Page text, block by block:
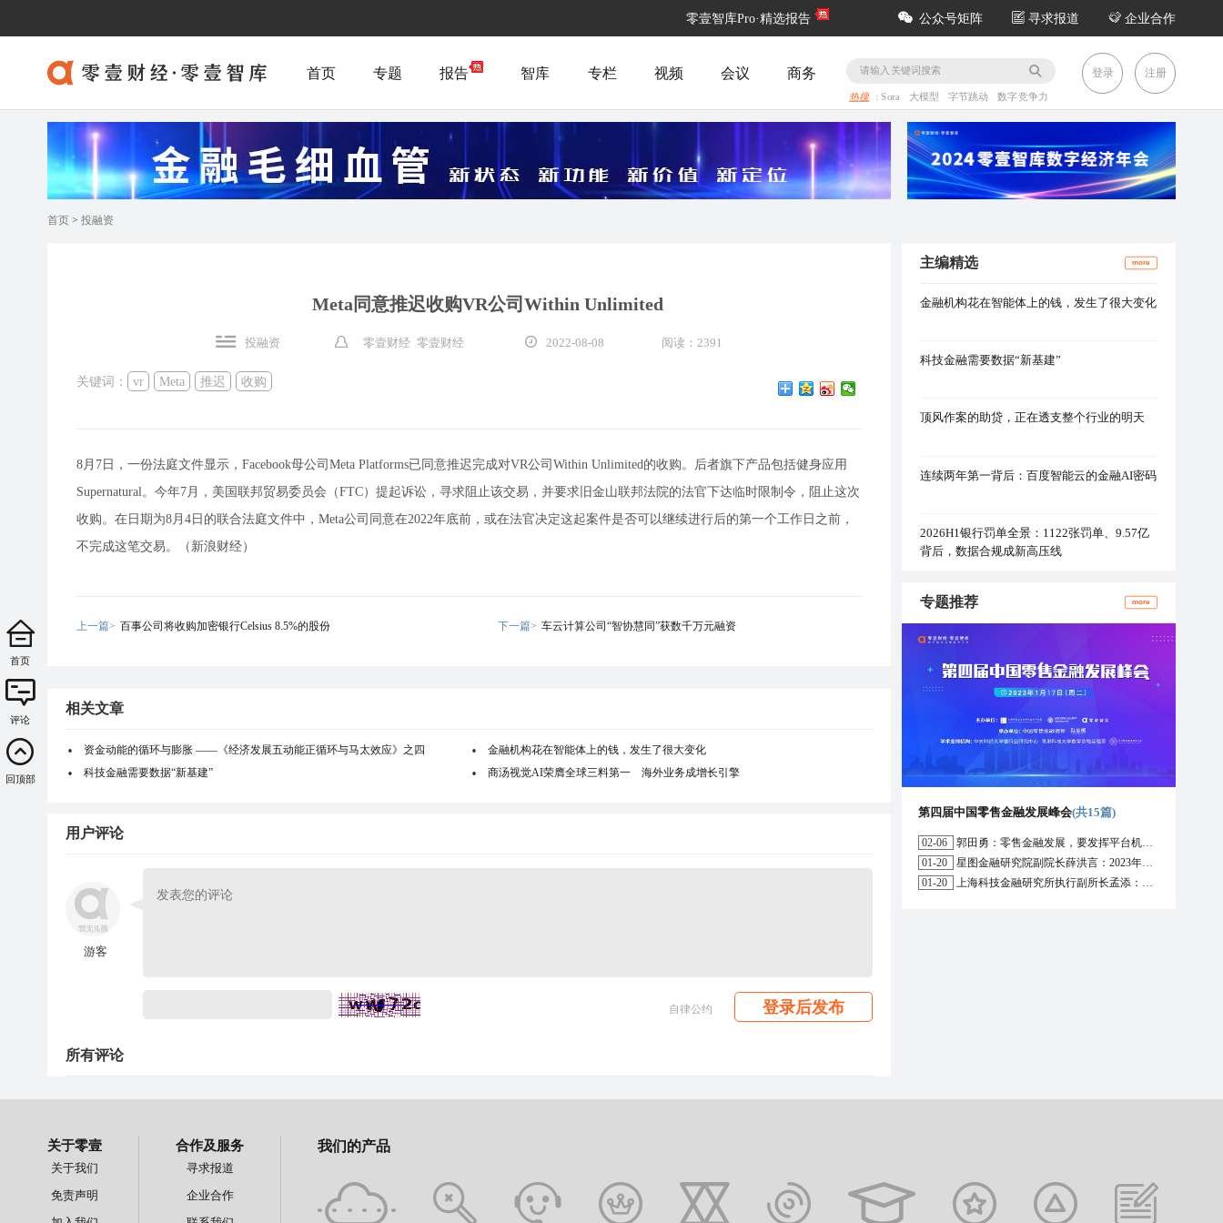
零壹智库Pro·精选报告 公众号矩阵 寻求报道 企业合作
首页 专题 报告 智库 专栏 视频 会议 商务
热搜 :Sora 大模型 字节跳动 数字竞争力
登录 注册
首页 > 投融资
Meta同意推迟收购VR公司Within Unlimited
投融资 零壹财经 零壹财经 2022-08-08 阅读：2391
关键词： vr Meta 推迟 收购
8月7日，一份法庭文件显示，Facebook母公司Meta Platforms已同意推迟完成对VR公司Within Unlimited的收购。后者旗下产品包括健身应用
Supernatural。今年7月，美国联邦贸易委员会（FTC）提起诉讼，寻求阻止该交易，并要求旧金山联邦法院的法官下达临时限制令，阻止这次
收购。在日期为8月4日的联合法庭文件中，Meta公司同意在2022年底前，或在法官决定这起案件是否可以继续进行后的第一个工作日之前，
不完成这笔交易。（新浪财经）
上一篇> 百事公司将收购加密银行Celsius 8.5%的股份 下一篇> 车云计算公司“智协慧同”获数千万元融资
相关文章
资金动能的循环与膨胀 ——《经济发展五动能正循环与马太效应》之四
金融机构花在智能体上的钱，发生了很大变化
科技金融需要数据“新基建”
商汤视觉AI荣膺全球三料第一 海外业务成增长引擎
用户评论
游客
自律公约 登录后发布
所有评论
主编精选 more
金融机构花在智能体上的钱，发生了很大变化
科技金融需要数据“新基建”
顶风作案的助贷，正在透支整个行业的明天
连续两年第一背后：百度智能云的金融AI密码
2026H1银行罚单全景：1122张罚单、9.57亿
背后，数据合规成新高压线
专题推荐 more
第四届中国零售金融发展峰会(共15篇)
02-06
郭田勇：零售金融发展，要发挥平台机构的作用
01-20
星图金融研究院副院长薛洪言：2023年消费信贷或迎来新起点
01-20
上海科技金融研究所执行副所长孟添：开放银行与嵌入式金融为数字普惠金融带来更大发展空间
首页
评论
回顶部
关于零壹
关于我们
免责声明
合作及服务
寻求报道
企业合作
我们的产品